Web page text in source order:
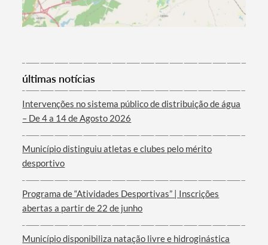
Filtros
últimas notícias
Intervenções no sistema público de distribuição de água
– De 4 a 14 de Agosto 2026
Município distinguiu atletas e clubes pelo mérito
desportivo
Programa de “Atividades Desportivas” | Inscrições
abertas a partir de 22 de junho
Município disponibiliza natação livre e hidroginástica